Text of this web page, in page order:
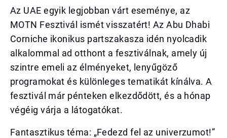
Az UAE egyik legjobban várt eseménye, az
MOTN Fesztivál ismét visszatért! Az Abu Dhabi
Corniche ikonikus partszakasza idén nyolcadik
alkalommal ad otthont a fesztiválnak, amely új
szintre emeli az élményeket, lenyűgöző
programokat és különleges tematikát kínálva. A
fesztivál már pénteken elkezdődött, és a hónap
végéig várja a látogatókat.
Fantasztikus téma: „Fedezd fel az univerzumot!”